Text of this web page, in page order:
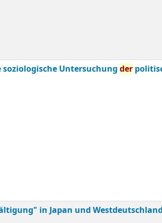
Untersuchungder
in Japan und